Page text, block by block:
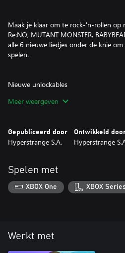
Maak je klaar om te rock-'n-rollen op
Re:NO, MUTANT MONSTER,
alle 6 nieuwe liedjes onder de knie
spelen.
Nieuwe unlockables
Meer weergeven
Gepubliceerd door
Hyperstrange S.A.
Ontwikkeld
Hyperstrange
Spelen met
XBOX One XBOX
Werkt met